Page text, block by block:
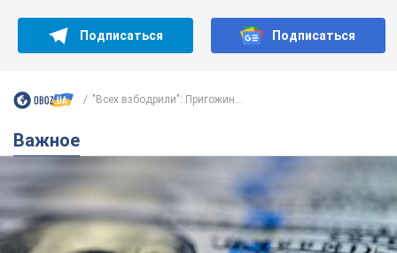
Подписаться Подписаться
"Всех взбодрили": Пригожин...
Важное